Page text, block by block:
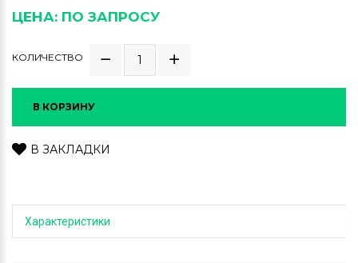
ЦЕНА: ПО ЗАПРОСУ
КОЛИЧЕСТВО
В КОРЗИНУ
В ЗАКЛАДКИ
Характеристики